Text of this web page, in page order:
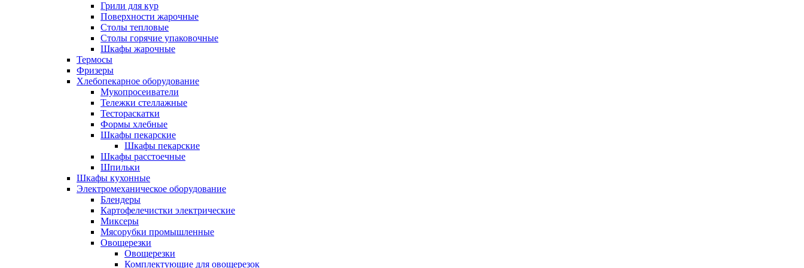
Грили для кур
Поверхности жарочные
Столы тепловые
Столы горячие упаковочные
Шкафы жарочные
Термосы
Фризеры
Хлебопекарное оборудование
Мукопросеиватели
Тележки стеллажные
Тестораскатки
Формы хлебные
Шкафы пекарские
Шкафы пекарские
Шкафы расстоечные
Шпильки
Шкафы кухонные
Электромеханическое оборудование
Блендеры
Картофелечистки электрические
Миксеры
Мясорубки промышленные
Овощерезки
Овощерезки
Комплектующие для овощерезок